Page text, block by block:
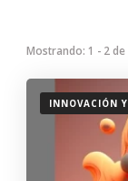
Mostrando: 1 - 2 de
INNOVACIÓN